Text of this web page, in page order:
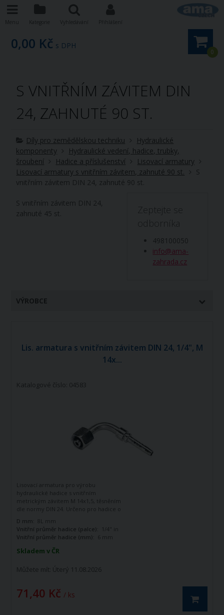
0
0,00 Kč s DPH
S VNITŘNÍM ZÁVITEM DIN
24, ZAHNUTÉ 90 ST.
Díly pro zemědělskou techniku
Hydraulické
komponenty
Hydraulické vedení, hadice, trubky,
šroubení
Hadice a příslušenství
Lisovací armatury
Lisovací armatury s vnitřním závitem, zahnuté 90 st.
S
vnitřním závitem DIN 24, zahnuté 90 st.
Zeptejte se
odborníka
498100050
info@ama-
zahrada.cz
S vnitřním závitem DIN 24,
zahnuté 45 st.
VÝROBCE
Lis. armatura s vnitřním závitem DIN 24, 1/4", M
14x...
Katalogové číslo: 04583
Skladem v ČR
Můžete mít: Úterý 11.08.2026
71,40 Kč / ks
Lisovací armatura pro výrobu
hydraulické hadice s vnitřním
metrickým závitem M 14x1,5, těsněním
dle normy DIN 24. Určeno pro hadice o
stupňů.
D mm:
8L mm
Vnitřní průměr hadice (palce):
1/4" in
Vnitřní průměr hadice (mm): 6 mm
Menu Kategorie Vyhledávání Přihlášení